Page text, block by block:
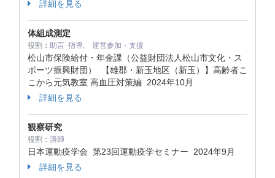
詳細を見る
体組成測定
役割： 助言･指導, 運営参加・支援
松山市保険給付・年金課（公益財団法人松山市文化・ス
ポーツ振興財団） 【雄郡・新玉地区（新玉）】高齢者こ
こから元気教室 高血圧対策編 2024年10月
詳細を見る
観察研究
役割： 講師
日本運動疫学会 第23回運動疫学セミナー 2024年9月
詳細を見る